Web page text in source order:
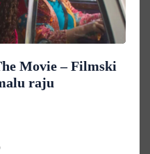
Movie – Filmski
raju